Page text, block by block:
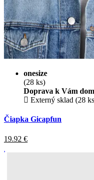
onesize
(28 ks)
Doprava k Vám
Externý sklad (28
Čiapka Gicapfun
19.92 €